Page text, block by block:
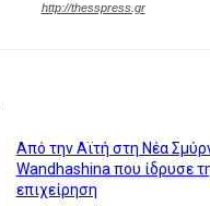
http://thesspress.gr
Από την Αϊτή στη Νέα
Wandhashina που ίδρυσε
επιχείρηση